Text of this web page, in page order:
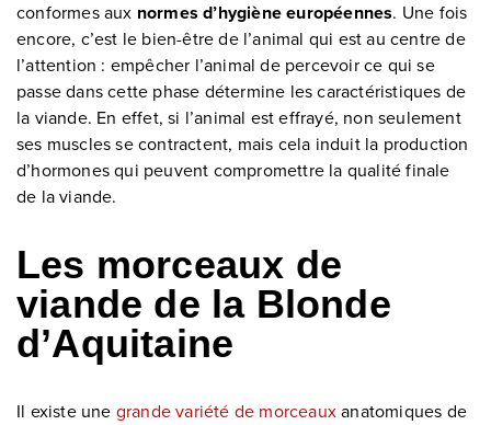
conformes aux normes d’hygiène européennes. Une fois
encore, c’est le bien-être de l’animal qui est au centre de
l’attention : empêcher l’animal de percevoir ce qui se
passe dans cette phase détermine les caractéristiques de
la viande. En effet, si l’animal est effrayé, non seulement
ses muscles se contractent, mais cela induit la production
d’hormones qui peuvent compromettre la qualité finale
de la viande.
Les morceaux de
viande de la Blonde
d’Aquitaine
Il existe une grande variété de morceaux anatomiques de